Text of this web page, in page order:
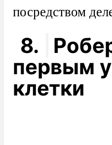
посредством
8.
первым
клетки